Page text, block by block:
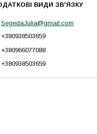
SegedaJulia@gmail.com
+380938503659
+380966077088
+380938503659